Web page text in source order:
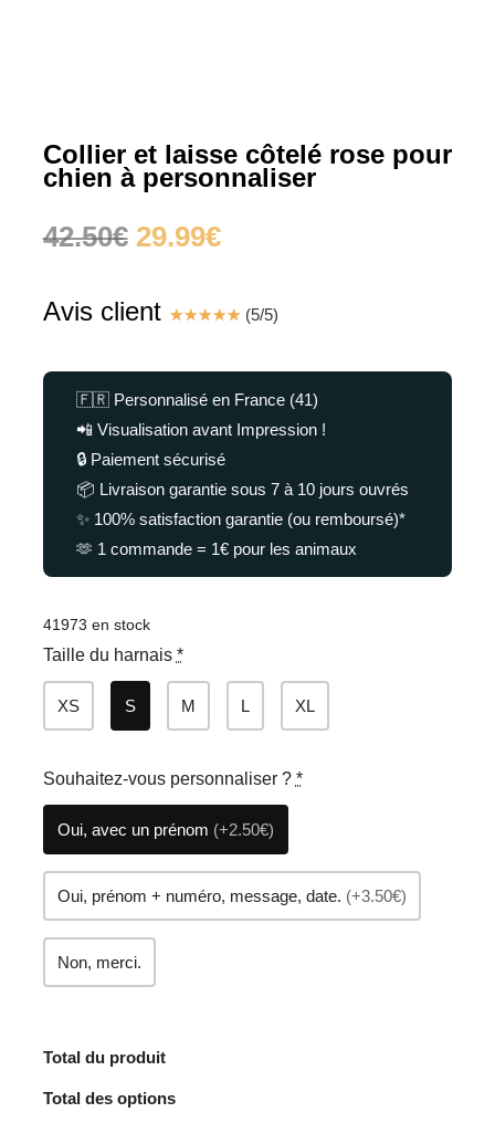
Collier et laisse côtelé rose pour
chien à personnaliser
42.50€ Le
initial
était :
29.99€Le
est :
Avis client ☆☆☆☆☆ (5/5)
🇫🇷 Personnalisé en France (41)
📲 Visualisation avant Impression !
🔒 Paiement sécurisé
📦 Livraison garantie sous 7 à 10 jours ouvrés
✨ 100% satisfaction garantie (ou remboursé)*
🫶 1 commande = 1€ pour les animaux
41973 en stock
Taille du harnais *
XS S M L XL
Souhaitez-vous personnaliser ? *
Oui, avec un prénom (+2.50€)
Oui, prénom + numéro, message, date. (+3.50€)
Non, merci.
Total du produit
Total des options